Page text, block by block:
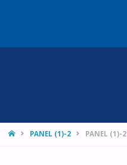
HOMEPANEL (1)-2 PANEL (1)-2